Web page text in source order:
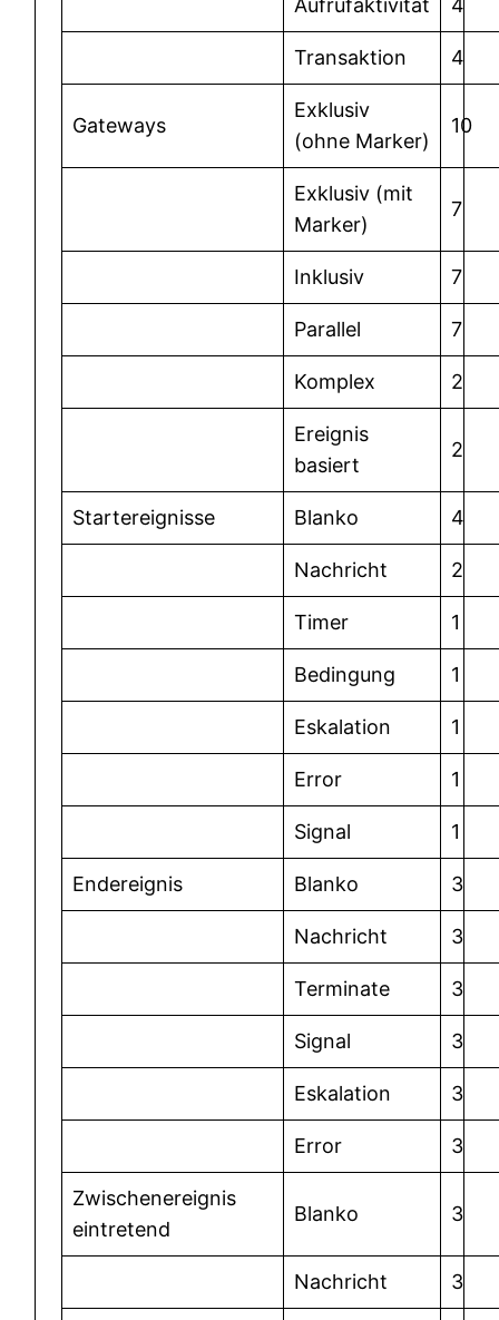
Transaktion 4
Gateways
Exklusiv
(ohne Marker)
10
Exklusiv (mit
Marker)
7
Inklusiv 7
Parallel 7
Komplex 2
Ereignis
basiert
2
Startereignisse Blanko 4
Nachricht 2
Timer 1
Bedingung 1
Eskalation 1
Error 1
Signal 1
Endereignis Blanko 3
Nachricht 3
Terminate 3
Signal 3
Eskalation 3
Error 3
Zwischenereignis
eintretend
Blanko 3
Nachricht 3